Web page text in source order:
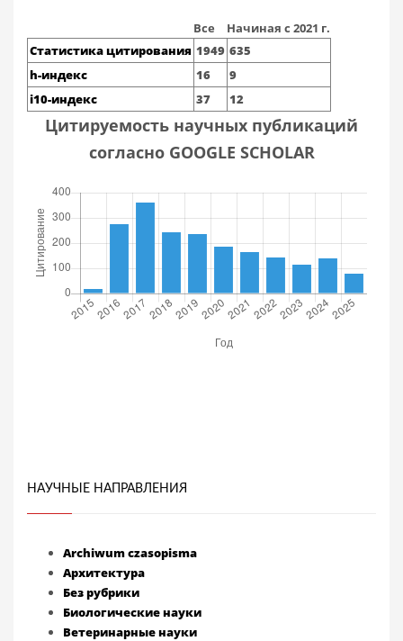
Все
Начиная с 2021 г.
Статистика цитирования 1949 635
h-индекс
16
9
i10-индекс
37 12
Цитируемость научных публикаций
согласно GOOGLE SCHOLAR
НАУЧНЫЕ НАПРАВЛЕНИЯ
Archiwum czasopisma
Архитектура
Без рубрики
Биологические науки
Ветеринарные науки